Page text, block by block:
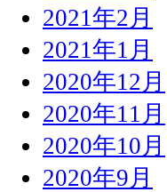
2021年2月
2021年1月
2020年12月
2020年11月
2020年10月
2020年9月